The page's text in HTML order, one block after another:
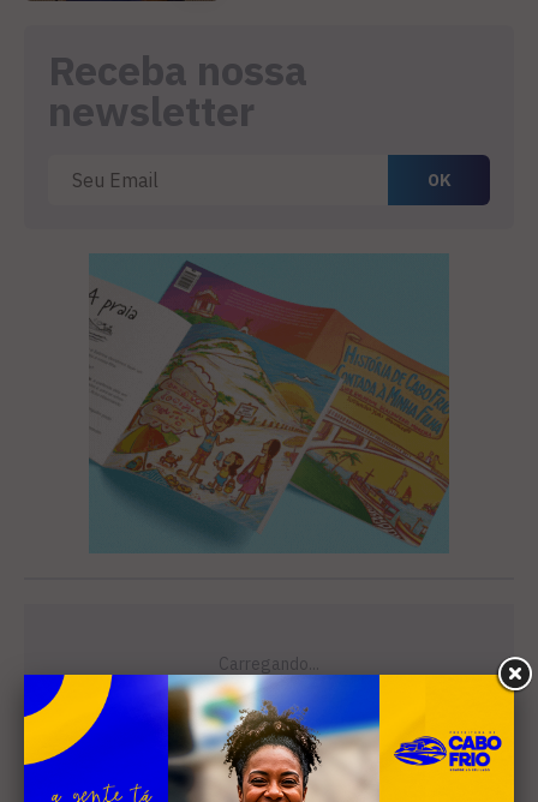
Receba nossa
newsletter
Leia Também